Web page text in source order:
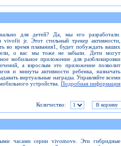
для детей? Да, мы его разработали.
vivofit jr. Этот стильный трекер активности,
во время плавания1, будет побуждать ваших
о вас мы тоже не забыли. Дети могут
мобильное приложение для разблокировки
а взрослым это приложение позволит
и минуты активности ребенка, назначать
виртуальные награды. Управляйте всеми
устройства. Подробная информация
Количество:
часами серии vivomove. Эти гибридные